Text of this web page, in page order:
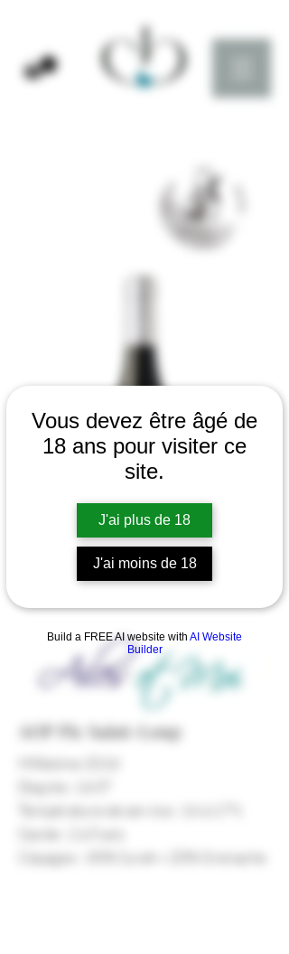
Vous devez être âgé de
18 ans pour visiter ce
site.
J'ai plus de 18
J'ai moins de 18
Build a FREE AI website with AI Website
Builder
AOP Pic Saint-Loup
Degrés : 14.5°
Température de service : 16 à 17°c
Cépages : 80% Syrah—20% Grenache